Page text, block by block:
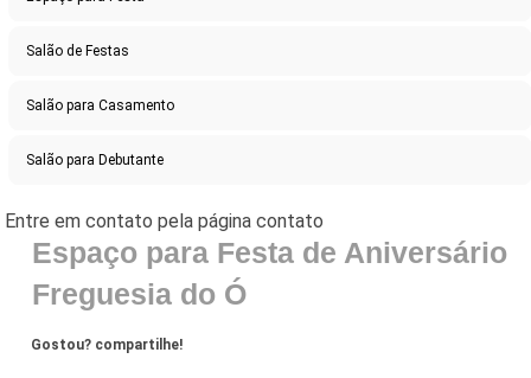
Salão de Festas
Salão para Casamento
Salão para Debutante
Espaço para Festa de Aniversário
Freguesia do Ó
Gostou? compartilhe!